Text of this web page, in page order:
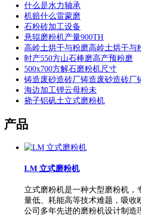
什么是水力轴承
机赔什么雷蒙磨
石粉砖加工设备
悬辊磨粉机产量900TH
高岭土烘干与粉磨高岭土烘干与
时产550方山石棒磨高产预粉磨
500x700方解石磨粉机尺寸
铸造废砂造砖厂铸造废砂造砖厂
海边加工锂云母粉未
挠子铝矾土立式磨粉机
产品
LM 立式磨粉机
立式磨粉机是一种大型磨粉机，
量低、耗能高等技术难题，吸收
公司多年先进的磨粉机设计制造